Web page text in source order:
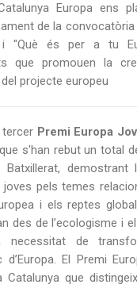
Europa ens
de la convocatòria
i "Què és per a tu
que promouen la
projecte europeu
Premi Europa
s'han rebut un total
Batxillerat, demostrant
joves pels temes
i els reptes
des de l’ecologisme i
necessitat de
d’Europa. El Premi
Catalunya que